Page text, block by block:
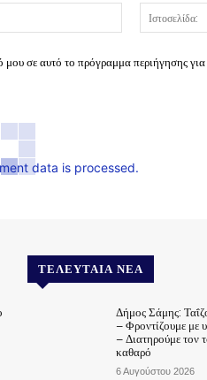
Email:*
μου σε αυτό το πρόγραμμα περιήγησης
data is processed.
ΤΕΛΕΥΤΑΊΑ ΝΈΑ
Δήμος Σάμης:
– Φροντίζουμε με
– Διατηρούμε τον
καθαρό
6 Αυγούστου 2026